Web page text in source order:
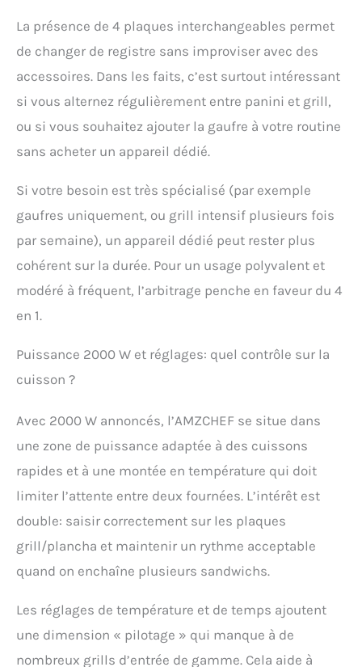
faciles à mettre en place
et à retirer. Les plaques
du gril passent au lave-
vaisselle, ce qui vous
✔[Panneau de
commande Ultra-Smart]
- ①Vous pouvez choisir
de chauffer un côté de la
ou les deux ensemble.
de 5°C par étape (80°C-
230°C) et le temps de
réglage de 30 secondes
par étape (30S-60MIN),
ce qui vous donne la
d'aliments. ③Écran LED
réglés librement] - ①Le
gril supérieur est conçu
suspension amortie, ce
qui permet de préparer
différentes hauteurs
(jusqu'à 7 cm) sans les
écraser. ②La grill
multifonction peut être
une grill viande double
face, ou librement
La présence de 4 plaques interchangeables permet
de changer de registre sans improviser avec des
accessoires. Dans les faits, c’est surtout intéressant
si vous alternez régulièrement entre panini et grill,
ou si vous souhaitez ajouter la gaufre à votre routine
sans acheter un appareil dédié.
Si votre besoin est très spécialisé (par exemple
gaufres uniquement, ou grill intensif plusieurs fois
par semaine), un appareil dédié peut rester plus
cohérent sur la durée. Pour un usage polyvalent et
modéré à fréquent, l’arbitrage penche en faveur du 4
en 1.
Puissance 2000 W et réglages: quel contrôle sur la
cuisson ?
Avec 2000 W annoncés, l’AMZCHEF se situe dans
une zone de puissance adaptée à des cuissons
rapides et à une montée en température qui doit
limiter l’attente entre deux fournées. L’intérêt est
double: saisir correctement sur les plaques
grill/plancha et maintenir un rythme acceptable
quand on enchaîne plusieurs sandwichs.
Les réglages de température et de temps ajoutent
une dimension « pilotage » qui manque à de
nombreux grills d’entrée de gamme. Cela aide à